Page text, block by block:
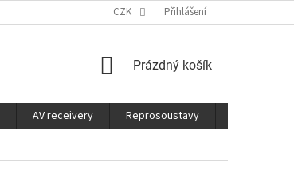
CZK Přihlášení
NÁKUPNÍ
Prázdný košík
AV receivery Reprosoustavy